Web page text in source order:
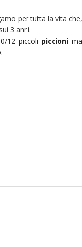
per tutta la vita che,
3 anni.
12 piccoli piccioni ma